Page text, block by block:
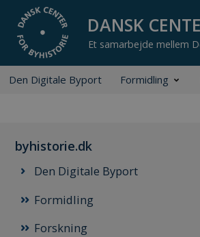
Den Digitale Byport Formidling
byhistorie.dk
Den Digitale Byport
Formidling
Forskning